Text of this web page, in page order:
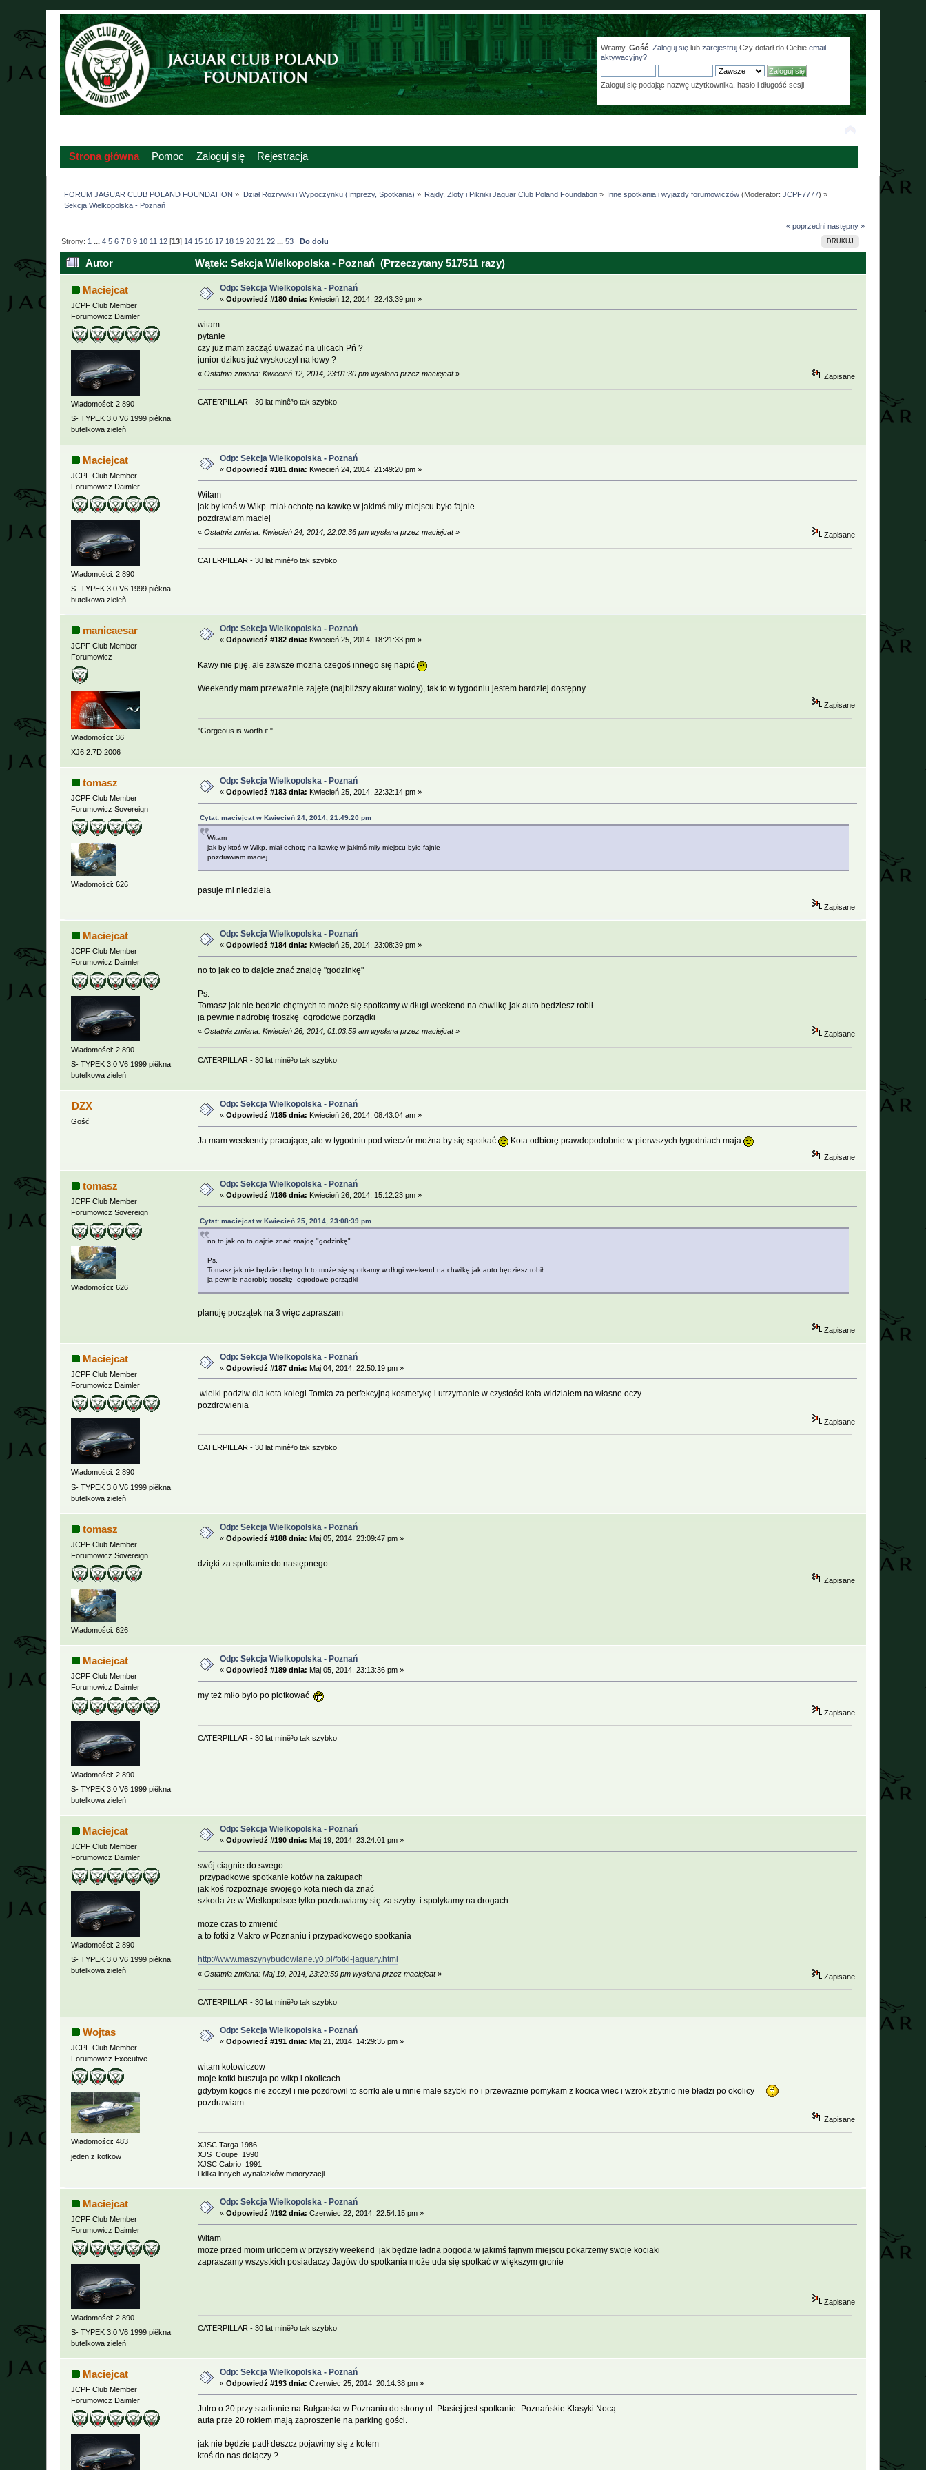
Witamy, Gość. Zaloguj sięlub zarejestruj.Czy dotarł do Ciebie email
aktywacyjny?
Zaloguj się podając nazwę użytkownika, hasło i długość sesji
Strona główna Pomoc Zaloguj się Rejestracja
FORUM JAGUAR CLUB POLAND FOUNDATION » Dział Rozrywki i Wypoczynku (Imprezy, Spotkania) » Rajdy, Zloty i Pikniki Jaguar Club Poland Foundation » Inne spotkania i wyjazdy forumowiczów (Moderator:JCPF7777) »
Sekcja Wielkopolska - Poznań
« poprzedni następny »
DRUKUJ
Strony: 1 ...4 5 6 7 8 9 10 11 12 [13] 14 15 16 17 18 19 20 21 22 ...53 Do dołu
Autor Wątek: Sekcja Wielkopolska - Poznań (Przeczytany 517511 razy)
Maciejcat
JCPF Club Member
Forumowicz Daimler
Wiadomości: 2.890
S- TYPEK 3.0 V6 1999 piêkna
butelkowa zieleñ
Odp: Sekcja Wielkopolska - Poznań
«Odpowiedź #180 dnia: Kwiecień 12, 2014, 22:43:39 pm »
witam
pytanie
czy już mam zacząć uważać na ulicach Pń ?
junior dzikus już wyskoczył na łowy ?
« Ostatnia zmiana: Kwiecień 12, 2014, 23:01:30 pm wysłana przez maciejcat» Zapisane
CATERPILLAR - 30 lat minê³o tak szybko
Maciejcat
JCPF Club Member
Forumowicz Daimler
Wiadomości: 2.890
S- TYPEK 3.0 V6 1999 piêkna
butelkowa zieleñ
Odp: Sekcja Wielkopolska - Poznań
«Odpowiedź #181 dnia: Kwiecień 24, 2014, 21:49:20 pm »
Witam
jak by ktoś w Wlkp. miał ochotę na kawkę w jakimś miły miejscu było fajnie
pozdrawiam maciej
« Ostatnia zmiana: Kwiecień 24, 2014, 22:02:36 pm wysłana przez maciejcat» Zapisane
CATERPILLAR - 30 lat minê³o tak szybko
manicaesar
JCPF Club Member
Forumowicz
Wiadomości: 36
XJ6 2.7D 2006
Odp: Sekcja Wielkopolska - Poznań
«Odpowiedź #182 dnia: Kwiecień 25, 2014, 18:21:33 pm »
Kawy nie piję, ale zawsze można czegoś innego się napić
Weekendy mam przeważnie zajęte (najbliższy akurat wolny), tak to w tygodniu jestem bardziej dostępny.
Zapisane
"Gorgeous is worth it."
tomasz
JCPF Club Member
Forumowicz Sovereign
Wiadomości: 626
Odp: Sekcja Wielkopolska - Poznań
«Odpowiedź #183 dnia: Kwiecień 25, 2014, 22:32:14 pm »
Cytat: maciejcat w Kwiecień 24, 2014, 21:49:20 pm
Witam
jak by ktoś w Wlkp. miał ochotę na kawkę w jakimś miły miejscu było fajnie
pozdrawiam maciej
pasuje mi niedziela
Zapisane
Maciejcat
JCPF Club Member
Forumowicz Daimler
Wiadomości: 2.890
S- TYPEK 3.0 V6 1999 piêkna
butelkowa zieleñ
Odp: Sekcja Wielkopolska - Poznań
«Odpowiedź #184 dnia: Kwiecień 25, 2014, 23:08:39 pm »
no to jak co to dajcie znać znajdę "godzinkę"
Ps.
Tomasz jak nie będzie chętnych to może się spotkamy w długi weekend na chwilkę jak auto będziesz robił
ja pewnie nadrobię troszkę ogrodowe porządki
« Ostatnia zmiana: Kwiecień 26, 2014, 01:03:59 am wysłana przez maciejcat» Zapisane
CATERPILLAR - 30 lat minê³o tak szybko
DZX
Gość
Odp: Sekcja Wielkopolska - Poznań
«Odpowiedź #185 dnia: Kwiecień 26, 2014, 08:43:04 am »
Ja mam weekendy pracujące, ale w tygodniu pod wieczór można by się spotkać Kota odbiorę prawdopodobnie w pierwszych tygodniach maja
Zapisane
tomasz
JCPF Club Member
Forumowicz Sovereign
Wiadomości: 626
Odp: Sekcja Wielkopolska - Poznań
«Odpowiedź #186 dnia: Kwiecień 26, 2014, 15:12:23 pm »
Cytat: maciejcat w Kwiecień 25, 2014, 23:08:39 pm
no to jak co to dajcie znać znajdę "godzinkę"
Ps.
Tomasz jak nie będzie chętnych to może się spotkamy w długi weekend na chwilkę jak auto będziesz robił
ja pewnie nadrobię troszkę ogrodowe porządki
planuję początek na 3 więc zapraszam
Zapisane
Maciejcat
JCPF Club Member
Forumowicz Daimler
Wiadomości: 2.890
S- TYPEK 3.0 V6 1999 piêkna
butelkowa zieleñ
Odp: Sekcja Wielkopolska - Poznań
«Odpowiedź #187 dnia: Maj 04, 2014, 22:50:19 pm »
wielki podziw dla kota kolegi Tomka za perfekcyjną kosmetykę i utrzymanie w czystości kota widziałem na własne oczy
pozdrowienia
Zapisane
CATERPILLAR - 30 lat minê³o tak szybko
tomasz
JCPF Club Member
Forumowicz Sovereign
Wiadomości: 626
Odp: Sekcja Wielkopolska - Poznań
«Odpowiedź #188 dnia: Maj 05, 2014, 23:09:47 pm »
dzięki za spotkanie do następnego
Zapisane
Maciejcat
JCPF Club Member
Forumowicz Daimler
Wiadomości: 2.890
S- TYPEK 3.0 V6 1999 piêkna
butelkowa zieleñ
Odp: Sekcja Wielkopolska - Poznań
«Odpowiedź #189 dnia: Maj 05, 2014, 23:13:36 pm »
my też miło było po plotkować
Zapisane
CATERPILLAR - 30 lat minê³o tak szybko
Maciejcat
JCPF Club Member
Forumowicz Daimler
Wiadomości: 2.890
S- TYPEK 3.0 V6 1999 piêkna
butelkowa zieleñ
Odp: Sekcja Wielkopolska - Poznań
«Odpowiedź #190 dnia: Maj 19, 2014, 23:24:01 pm »
swój ciągnie do swego
przypadkowe spotkanie kotów na zakupach
jak koś rozpoznaje swojego kota niech da znać
szkoda że w Wielkopolsce tylko pozdrawiamy się za szyby i spotykamy na drogach
może czas to zmienić
a to fotki z Makro w Poznaniu i przypadkowego spotkania
http://www.maszynybudowlane.y0.pl/fotki-jaguary.html
« Ostatnia zmiana: Maj 19, 2014, 23:29:59 pm wysłana przez maciejcat» Zapisane
CATERPILLAR - 30 lat minê³o tak szybko
Wojtas
JCPF Club Member
Forumowicz Executive
Wiadomości: 483
jeden z kotkow
Odp: Sekcja Wielkopolska - Poznań
«Odpowiedź #191 dnia: Maj 21, 2014, 14:29:35 pm »
witam kotowiczow
moje kotki buszuja po wlkp i okolicach
gdybym kogos nie zoczyl i nie pozdrowil to sorrki ale u mnie male szybki no i przewaznie pomykam z kocica wiec i wzrok zbytnio nie bładzi po okolicy
pozdrawiam
Zapisane
XJSC Targa 1986
XJS Coupe 1990
XJSC Cabrio 1991
i kilka innych wynalazków motoryzacji
Maciejcat
JCPF Club Member
Forumowicz Daimler
Wiadomości: 2.890
S- TYPEK 3.0 V6 1999 piêkna
butelkowa zieleñ
Odp: Sekcja Wielkopolska - Poznań
«Odpowiedź #192 dnia: Czerwiec 22, 2014, 22:54:15 pm »
Witam
może przed moim urlopem w przyszły weekend jak będzie ładna pogoda w jakimś fajnym miejscu pokarzemy swoje kociaki
zapraszamy wszystkich posiadaczy Jagów do spotkania może uda się spotkać w większym gronie
Zapisane
CATERPILLAR - 30 lat minê³o tak szybko
Maciejcat
JCPF Club Member
Forumowicz Daimler
Odp: Sekcja Wielkopolska - Poznań
«Odpowiedź #193 dnia: Czerwiec 25, 2014, 20:14:38 pm »
Jutro o 20 przy stadionie na Bułgarska w Poznaniu do strony ul. Ptasiej jest spotkanie- Poznańskie Klasyki Nocą
auta prze 20 rokiem mają zaproszenie na parking gości.
jak nie będzie padł deszcz pojawimy się z kotem
ktoś do nas dołączy ?